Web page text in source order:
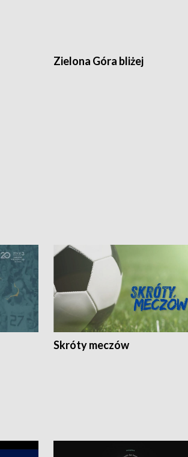
Zielona Góra bliżej
Skróty meczów